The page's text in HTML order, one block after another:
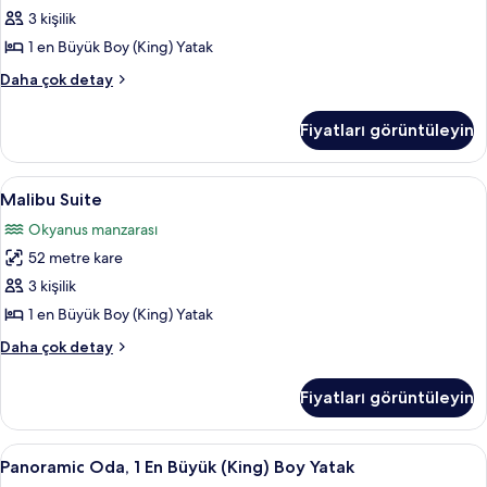
fotoğrafları
görün
3 kişilik
1 en Büyük Boy (King) Yatak
Daha çok detay
Signature
fazla
detay
Fiyatları görüntüleyin
Malibu
Suite
için
tüm
fotoğrafları
görün
Malibu Suite | Mısır pamuklu çarşaf
7
Malibu Suite
Okyanus manzarası
52 metre kare
3 kişilik
1 en Büyük Boy (King) Yatak
Daha çok detay
Malibu
fazla
detay
Fiyatları görüntüleyin
Panoramic
Oda,
Panoramic Oda, 1 En Büyük (King)
9
Panoramic Oda, 1 En Büyük (King) Boy Yatak